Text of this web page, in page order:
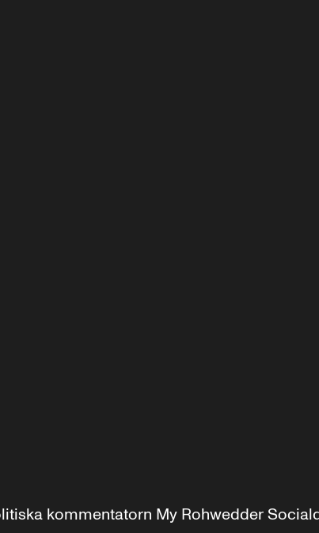
kommentatorn My Rohwedder